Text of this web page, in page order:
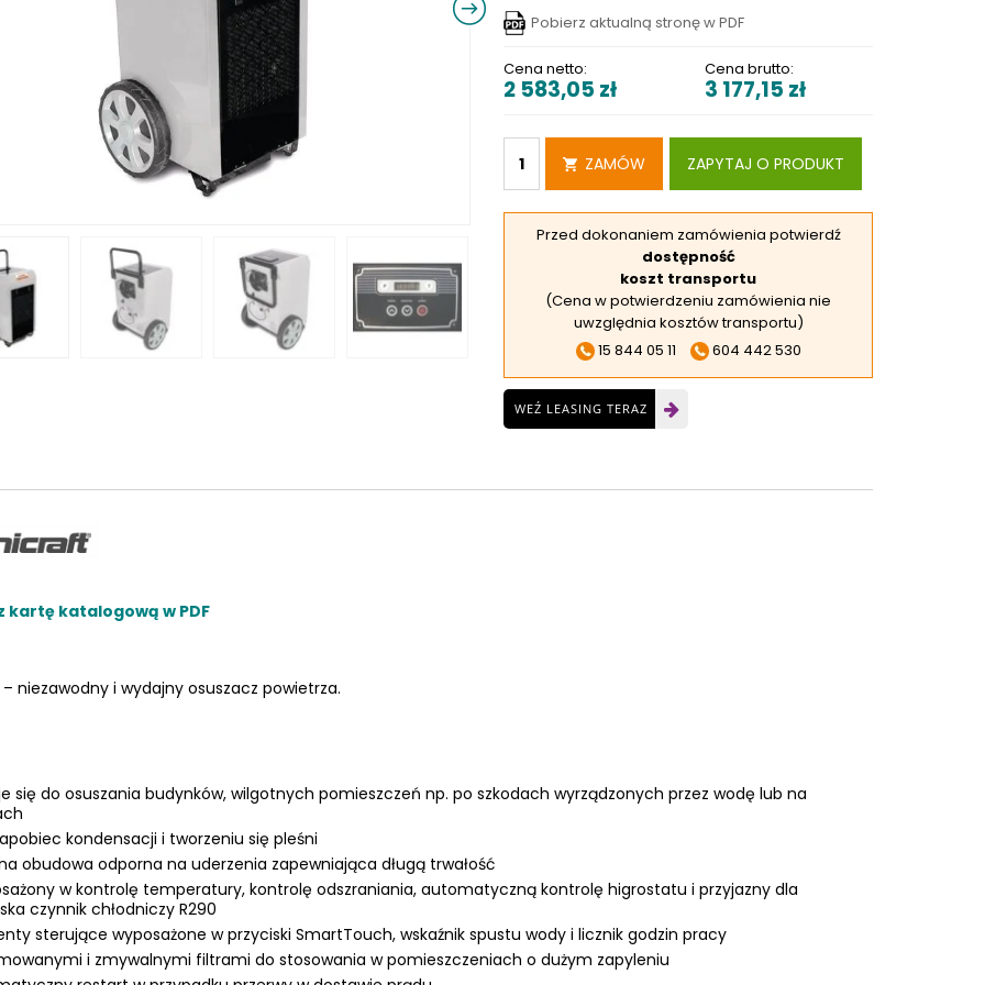
I URZĄDZENIA
WARSZTATOWE UNICRAFT
UNICRAFT
ZABEZPIECZAJĄCE UNICRAFT
UNICRAFT
UNICRAFT
UNICRAFT
UNICRAFT
STOŁY SZLIFIERSKIE
UCHWYTY DO OBROTNIKÓW
Pobierz aktualną stronę w PDF
Cena netto:
2 583,05 zł
Cena brutto:
3 177,15 zł
ZAMÓW ZAPYTAJ O PRODUKT
Przed dokonaniem zamówienia potwierdź
dostępność
koszt transportu
(Cena w potwierdzeniu zamówienia nie
uwzględnia kosztów transportu)
15 844 05 11
604 442 530
WEŹ LEASING TERAZ
kartę katalogową w PDF
niezawodny i wydajny osuszacz powietrza.
się do osuszania budynków, wilgotnych pomieszczeń np. po szkodach wyrządzonych przez wodę lub na
kondensacji i tworzeniu się pleśni
obudowa odporna na uderzenia zapewniająca długą trwałość
w kontrolę temperatury, kontrolę odszraniania, automatyczną kontrolę higrostatu i przyjazny dla
czynnik chłodniczy R290
sterujące wyposażone w przyciski SmartTouch, wskaźnik spustu wody i licznik godzin pracy
i zmywalnymi filtrami do stosowania w pomieszczeniach o dużym zapyleniu